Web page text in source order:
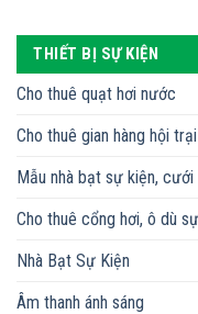
THIẾT BỊ SỰ KIỆN
Cho thuê quạt hơi nước
Cho thuê gian hàng hội
Mẫu nhà bạt sự kiện, cưới
Cho thuê cổng hơi, ô dù
Nhà Bạt Sự Kiện
Âm thanh ánh sáng